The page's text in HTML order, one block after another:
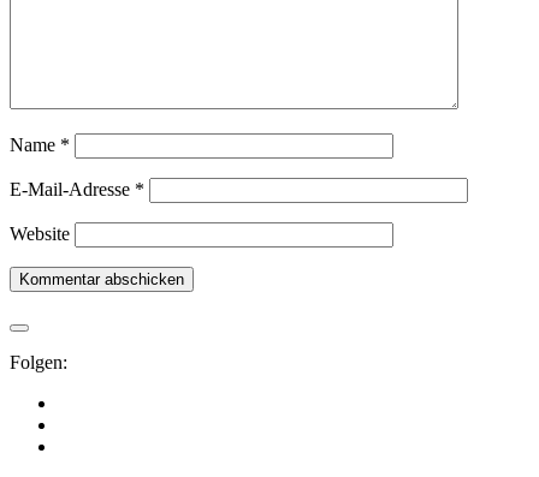
Name *
E-Mail-Adresse *
Website
Folgen: